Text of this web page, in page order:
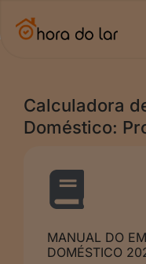
Calculadora
Doméstico:
MANUAL DO
DOMÉSTICO